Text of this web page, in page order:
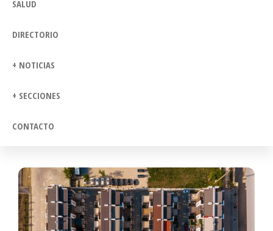
SALUD
DIRECTORIO
+ NOTICIAS
+ SECCIONES
CONTACTO